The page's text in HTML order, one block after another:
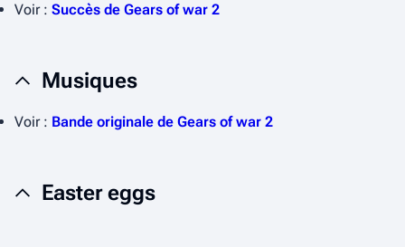
Voir : Succès de Gears of war 2
Musiques
Voir : Bande originale de Gears of war 2
Easter eggs